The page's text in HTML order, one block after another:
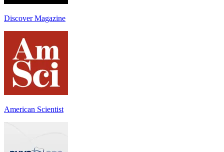
Discover Magazine
American Scientist